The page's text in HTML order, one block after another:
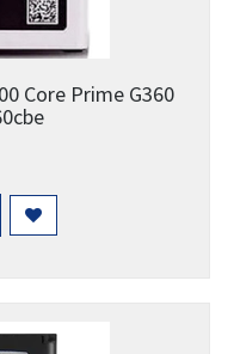
Core Prime G360